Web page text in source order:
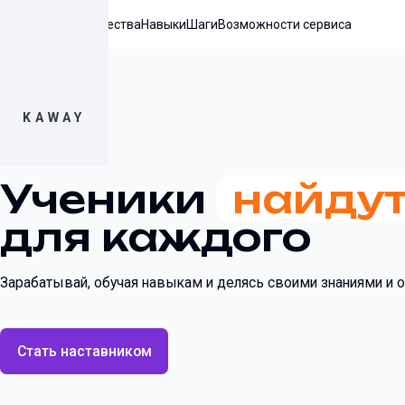
KAWAY
ПреимуществаНавыкиШагиВозможности сервиса
Ученики
для каждого
Зарабатывай, обучая навыкам и делясь своими знаниями и
Стать наставником